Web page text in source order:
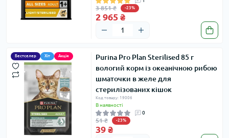
3 851 ₴ -23%
2 965 ₴
Бестселер Хіт Акція
Purina Pro Plan Sterilised 85 г
вологий корм із океанічною рибою
шматочки в желе для
стерилізованих кішок
Код товару: 19006
В наявності
0
51 ₴ -23%
39 ₴